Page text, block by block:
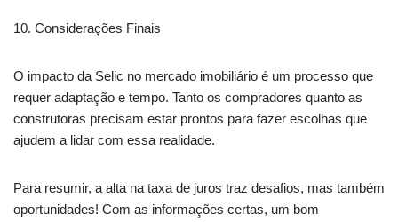
10. Considerações Finais
O impacto da Selic no mercado imobiliário é um processo que
requer adaptação e tempo. Tanto os compradores quanto as
construtoras precisam estar prontos para fazer escolhas que
ajudem a lidar com essa realidade.
Para resumir, a alta na taxa de juros traz desafios, mas também
oportunidades! Com as informações certas, um bom